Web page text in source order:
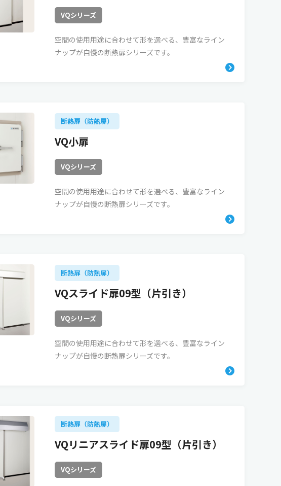
VQシリーズ
空間の使用用途に合わせて形を選べる、豊富なライン
ナップが自慢の断熱扉シリーズです。
断熱扉（防熱扉）
VQ小扉
VQシリーズ
空間の使用用途に合わせて形を選べる、豊富なライン
ナップが自慢の断熱扉シリーズです。
断熱扉（防熱扉）
VQスライド扉09型（片引き）
VQシリーズ
空間の使用用途に合わせて形を選べる、豊富なライン
ナップが自慢の断熱扉シリーズです。
断熱扉（防熱扉）
VQリニアスライド扉09型（片引き）
VQシリーズ